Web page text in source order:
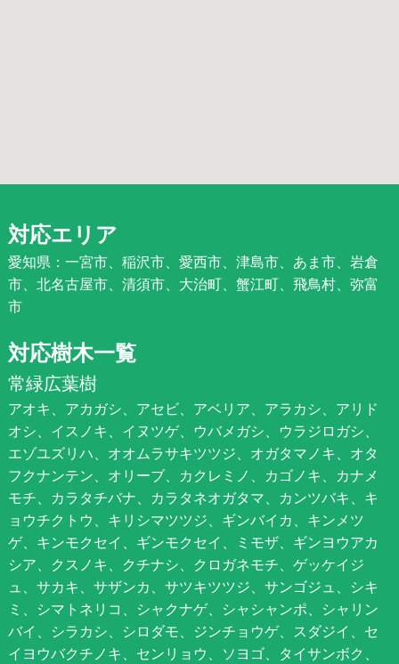
対応エリア
愛知県：一宮市、稲沢市、愛西市、津島市、あま市、岩倉
市、北名古屋市、清須市、大治町、蟹江町、飛鳥村、弥富
市
対応樹木一覧
常緑広葉樹
アオキ、アカガシ、アセビ、アベリア、アラカシ、アリド
オシ、イスノキ、イヌツゲ、ウバメガシ、ウラジロガシ、
エゾユズリハ、オオムラサキツツジ、オガタマノキ、オタ
フクナンテン、オリーブ、カクレミノ、カゴノキ、カナメ
モチ、カラタチバナ、カラタネオガタマ、カンツバキ、キ
ョウチクトウ、キリシマツツジ、ギンバイカ、キンメツ
ゲ、キンモクセイ、ギンモクセイ、ミモザ、ギンヨウアカ
シア、クスノキ、クチナシ、クロガネモチ、ゲッケイジ
ュ、サカキ、サザンカ、サツキツツジ、サンゴジュ、シキ
ミ、シマトネリコ、シャクナゲ、シャシャンポ、シャリン
バイ、シラカシ、シロダモ、ジンチョウゲ、スダジイ、セ
イヨウバクチノキ、センリョウ、ソヨゴ、タイサンボク、